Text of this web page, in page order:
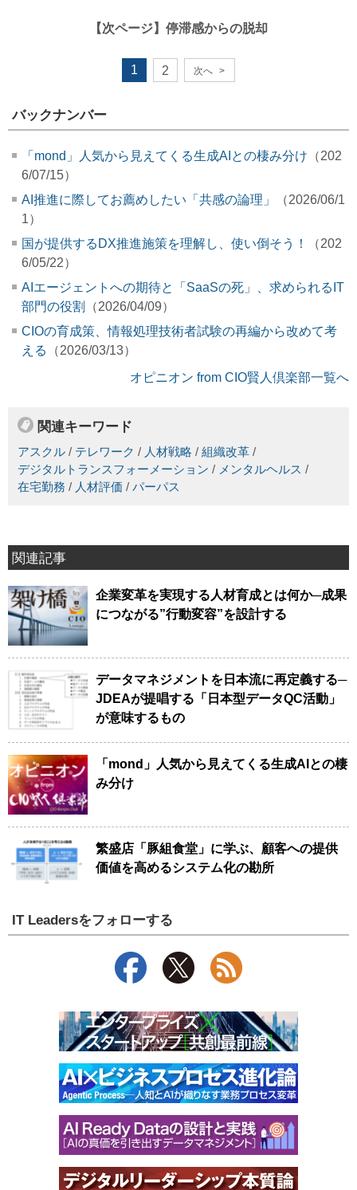
【次ページ】 停滞感からの脱却
1 2 次へ >
バックナンバー
「mond」人気から見えてくる生成AIとの棲み分け （202
6/07/15）
AI推進に際してお薦めしたい「共感の論理」
（2026/06/1
1）
国が提供するDX推進施策を理解し、使い倒そう！
（202
6/05/22）
AIエージェントへの期待と「SaaSの死」、求められるIT
部門の役割
（2026/04/09）
CIOの育成策、情報処理技術者試験の再編から改めて考
える
（2026/03/13）
オピニオン from CIO賢人倶楽部一覧へ
関連キーワード
アスクル / テレワーク / 人材戦略 / 組織改革 /
デジタルトランスフォーメーション / メンタルヘルス /
在宅勤務 / 人材評価 / パーパス
関連記事
企業変革を実現する人材育成とは何か─成果
につながる”行動変容”を設計する
データマネジメントを日本流に再定義する─
JDEAが提唱する「日本型データQC活動」
が意味するもの
「mond」人気から見えてくる生成AIとの棲
み分け
繁盛店「豚組食堂」に学ぶ、顧客への提供
価値を高めるシステム化の勘所
IT Leadersをフォローする